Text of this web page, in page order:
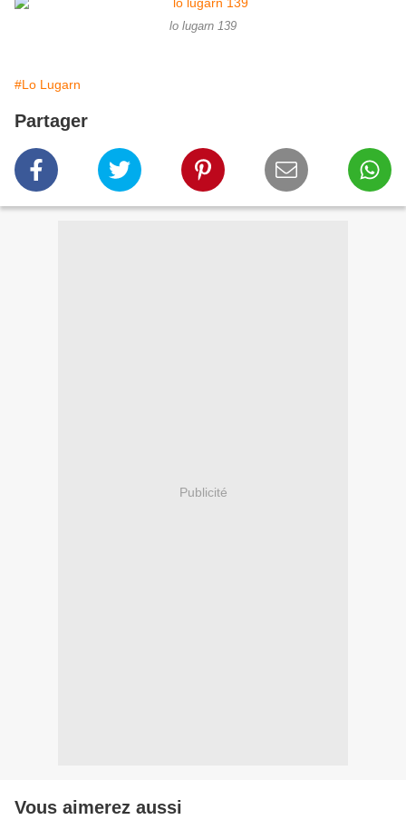
lo lugarn 139
#Lo Lugarn
Partager
Publicité
Vous aimerez aussi